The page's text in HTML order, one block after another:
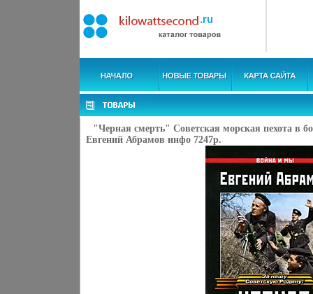
"Черная смерть" Советская морская пехота в
Евгений Абрамов инфо 7247p.